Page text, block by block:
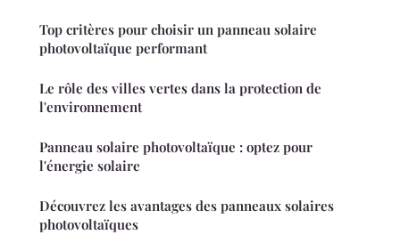
Top critères pour choisir un panneau solaire
photovoltaïque performant
Le rôle des villes vertes dans la protection de
l'environnement
Panneau solaire photovoltaïque : optez pour
l'énergie solaire
Découvrez les avantages des panneaux solaires
photovoltaïques